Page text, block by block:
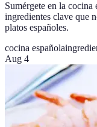
Sumérgete en la cocina
ingredientes clave que
platos españoles.
cocina española
Aug 4